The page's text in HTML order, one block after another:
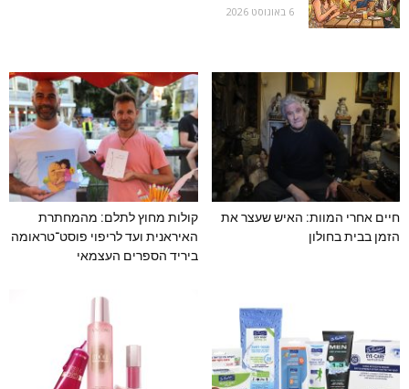
6 באוגוסט 2026
חיים אחרי המוות: האיש שעצר את
הזמן בבית בחולון
קולות מחוץ לתלם: מהמחתרת
האיראנית ועד לריפוי פוסט־טראומה
ביריד הספרים העצמאי